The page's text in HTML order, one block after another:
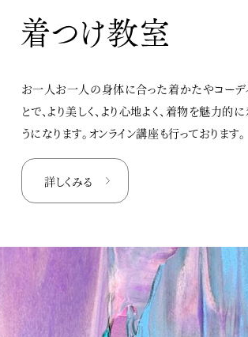
お一人お一人の身体に合った着かたやコーデ
とで、より美しく、より心地よく、着物を魅力的
うになります。オンライン講座も行っております。
詳しくみる